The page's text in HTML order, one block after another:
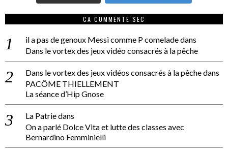
CA COMMENTE SEC
il a pas de genoux Messi comme P comeladedans
Dans le vortex des jeux vidéo consacrés à la pêche
Dans le vortex des jeux vidéos consacrés à la pêchedans
PACÔME THIELLEMENT
La séance d’Hip Gnose
La Patriedans
On a parlé Dolce Vita et lutte des classes avec
Bernardino Femminielli